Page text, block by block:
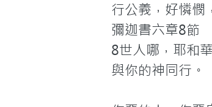
行公義，好憐憫
彌迦書六章8節
8世人哪，耶和
與你的神同行。